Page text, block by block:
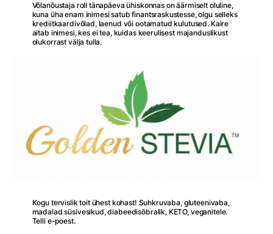
Võlanõustaja roll tänapäeva ühiskonnas on äärmiselt oluline,
kuna üha enam inimesi satub finantsraskustesse, olgu selleks
krediitkaardivõlad, laenud või ootamatud kulutused. Kaire
aitab inimesi, kes ei tea, kuidas keerulisest majanduslikust
olukorrast välja tulla.
Kogu tervislik toit ühest kohast! Suhkruvaba, gluteenivaba,
madalad süsivesikud, diabeedisõbralik, KETO, veganitele.
Telli e-poest.